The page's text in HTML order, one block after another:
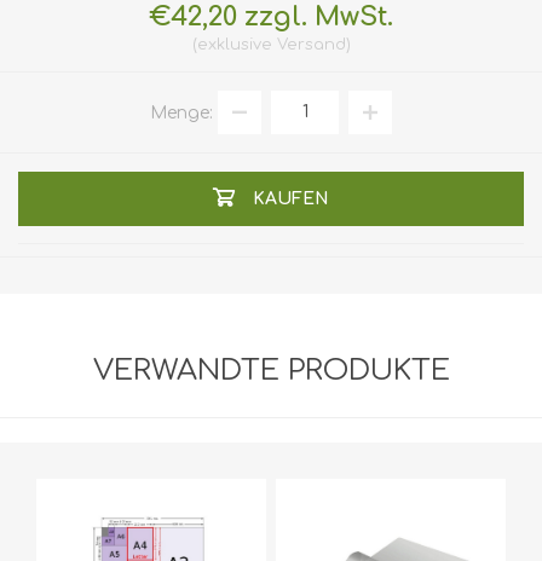
€42,20 zzgl. MwSt.
exklusive Versand
Menge:
KAUFEN
VERWANDTE PRODUKTE